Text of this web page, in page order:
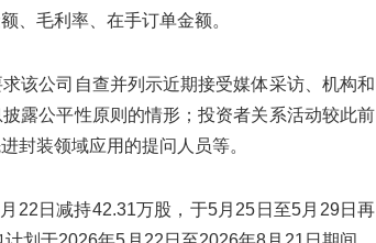
、毛利率、在手订单金额。
该公司自查并列示近期接受媒体采访、机构和
露公平性原则的情形；投资者关系活动较此前
封装领域应用的提问人员等。
22日减持42.31万股，于5月25日至5月29日再